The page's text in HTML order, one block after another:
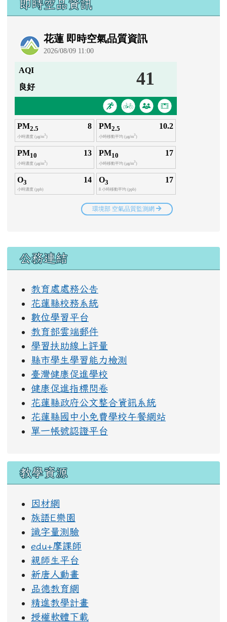
即時空品資訊
右邊區域內容
公務連結
教育處處務公告
花蓮縣校務系統
數位學習平台
教育部雲端郵件
學習扶助線上評量
縣市學生學習能力檢測
臺灣健康促進學校
健康促進指標問卷
花蓮縣政府公文整合資訊系統
花蓮縣國中小免費學校午餐網站
單一帳號認證平台
教學資源
因材網
族語E樂園
識字量測驗
edu+摩課師
親師生平台
新唐人動畫
品德教育網
精進教學計畫
授權軟體下載